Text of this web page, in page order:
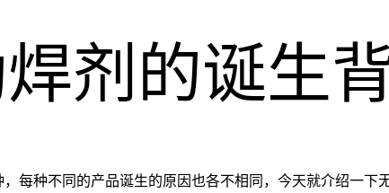
剂的诞生
每种不同的产品诞生的原因也各不相同，今天就介绍一下